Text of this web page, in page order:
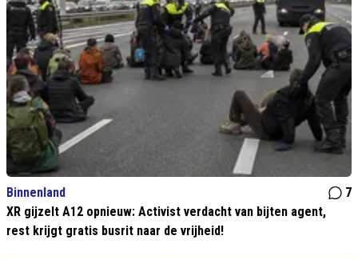
Binnenland
7
XR gijzelt A12 opnieuw: Activist verdacht van bijten agent,
rest krijgt gratis busrit naar de vrijheid!